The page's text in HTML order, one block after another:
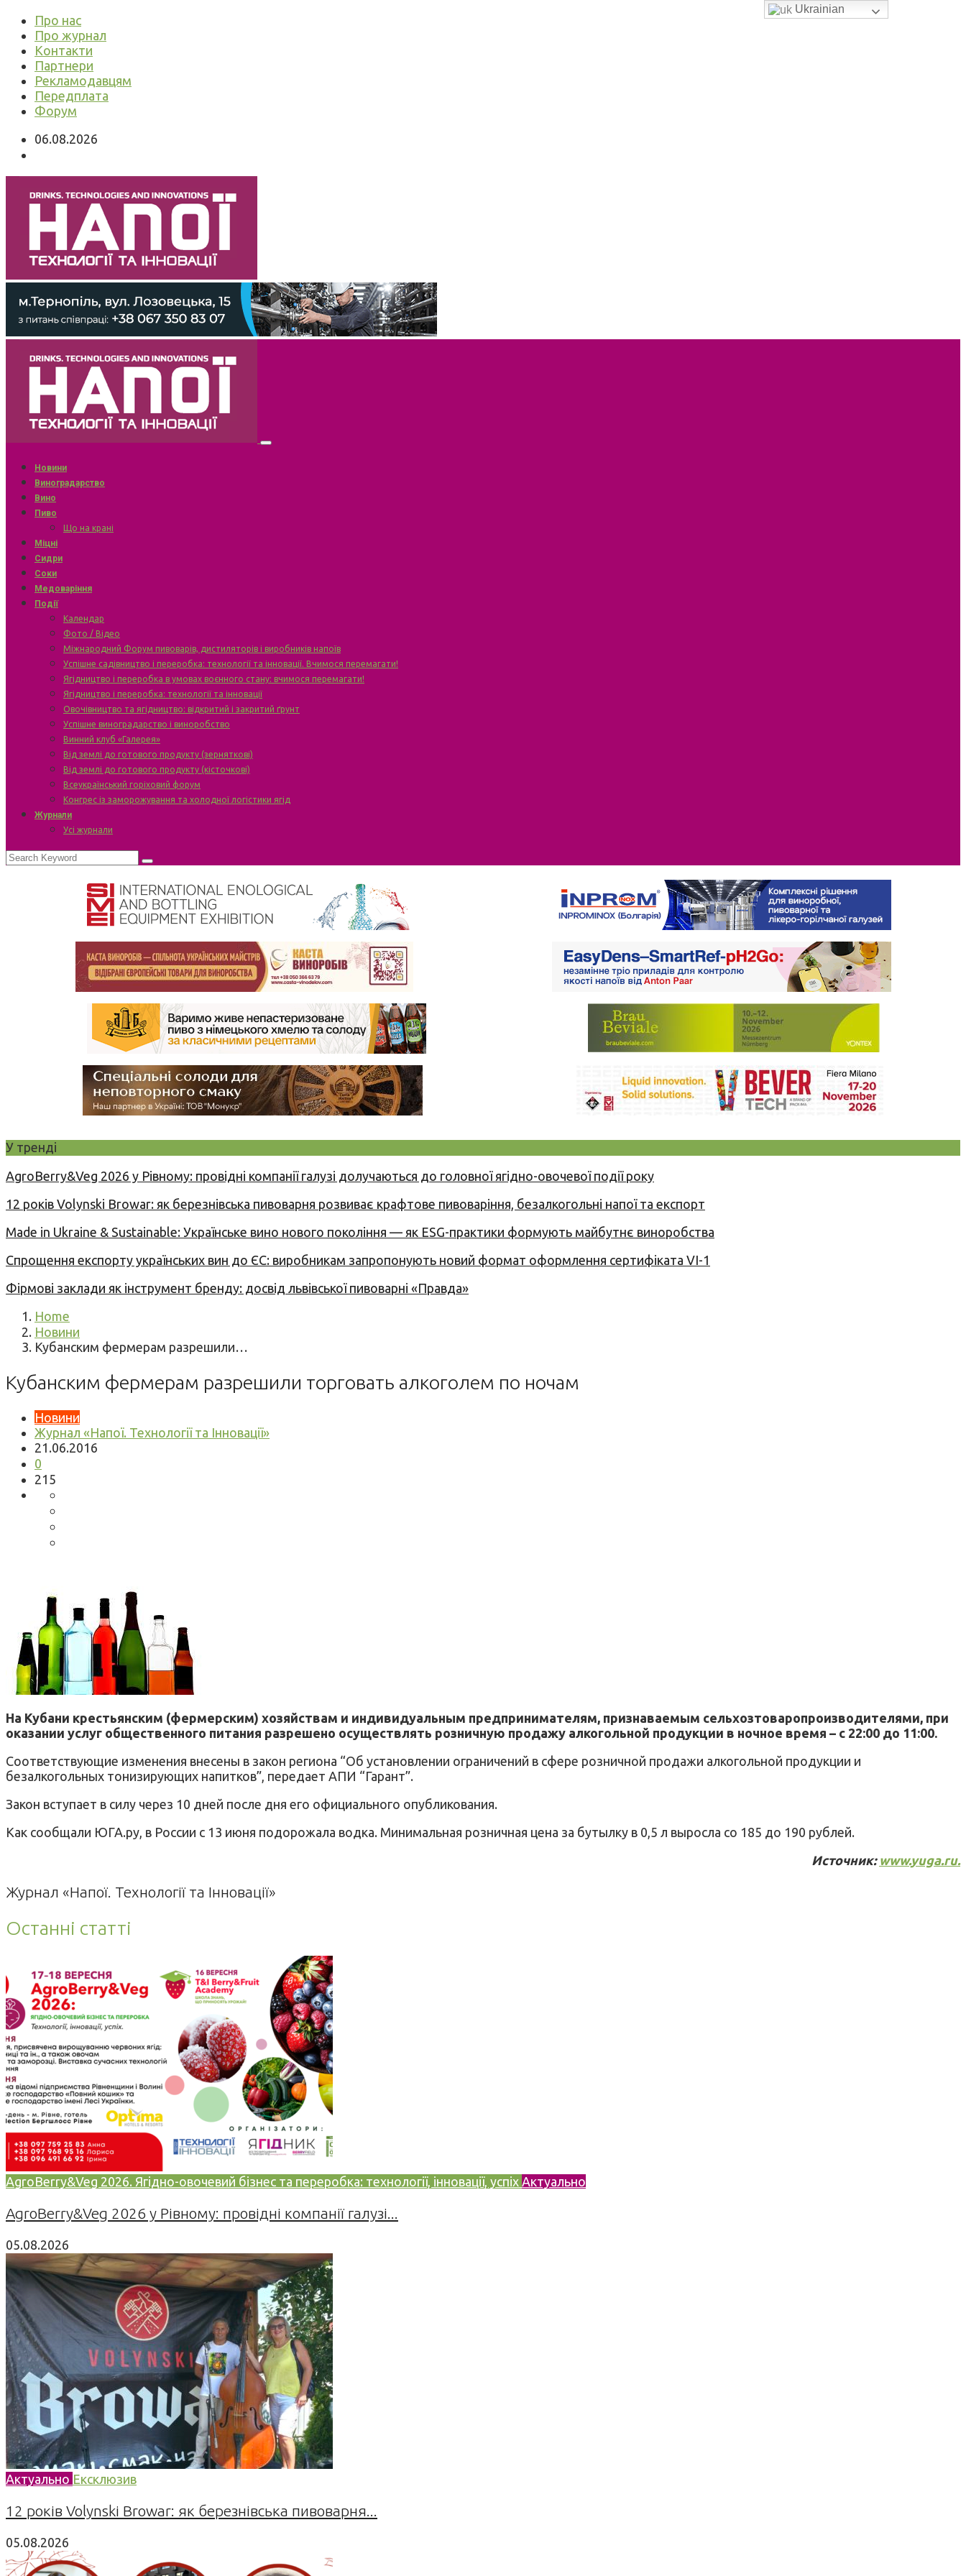
Про нас
Про журнал
Контакти
Партнери
Рекламодавцям
Передплата
Форум
06.08.2026
Новини
Виноградарство
Вино
Пиво
Що на крані
Міцні
Сидри
Соки
Медоваріння
Події
Календар
Фото / Відео
Міжнародний Форум пивоварів, дистиляторів і виробників напоїв
Успішне садівництво і переробка: технології та інновації. Вчимося перемагати!
Ягідництво і переробка в умовах воєнного стану: вчимося перемагати!
Ягідництво і переробка: технології та інновації
Овочівництво та ягідництво: відкритий і закритий ґрунт
Успішне виноградарство і виноробство
Винний клуб «Галерея»
Від землі до готового продукту (зерняткові)
Від землі до готового продукту (кісточкові)
Всеукраїнський горіховий форум
Конгрес із заморожування та холодної логістики ягід
Журнали
Усі журнали
У тренді
AgroBerry&Veg 2026 у Рівному: провідні компанії галузі долучаються до головної ягідно-овочевої події року
12 років Volynski Browar: як березнівська пивоварня розвиває крафтове пивоваріння, безалкогольні напої та експорт
Made in Ukraine & Sustainable: Українське вино нового покоління — як ESG-практики формують майбутнє виноробства
Спрощення експорту українських вин до ЄС: виробникам запропонують новий формат оформлення сертифіката VI-1
Фірмові заклади як інструмент бренду: досвід львівської пивоварні «Правда»
Home
Новини
Кубанским фермерам разрешили…
Кубанским фермерам разрешили торговать алкоголем по ночам
Новини
Журнал «Напої. Технології та Інновації»
21.06.2016
0
215
На Кубани крестьянским (фермерским) хозяйствам и индивидуальным предпринимателям, признаваемым сельхозтоваропроизводителями, при
оказании услуг общественного питания разрешено осуществлять розничную продажу алкогольной продукции в ночное время – с 22:00 до 11:00.
Соответствующие изменения внесены в закон региона “Об установлении ограничений в сфере розничной продажи алкогольной продукции и
безалкогольных тонизирующих напитков”, передает АПИ “Гарант”.
Закон вступает в силу через 10 дней после дня его официального опубликования.
Как сообщали ЮГА.ру, в России с 13 июня подорожала водка. Минимальная розничная цена за бутылку в 0,5 л выросла со 185 до 190 рублей.
Источник: www.yuga.ru.
Журнал «Напої. Технології та Інновації»
Останні статті
AgroBerry&Veg 2026. Ягідно-овочевий бізнес та переробка: технології, інновації, успіх Актуально
AgroBerry&Veg 2026 у Рівному: провідні компанії галузі...
05.08.2026
Актуально Ексклюзив
12 років Volynski Browar: як березнівська пивоварня...
05.08.2026
Ukrainian